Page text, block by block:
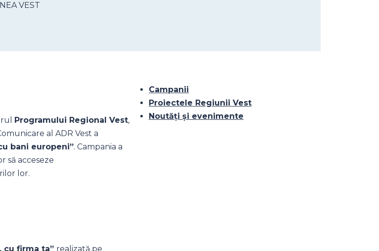
VEST
Programului Regional Vest,
al ADR Vest a
bani europeni”. Campania a
să acceseze
lor.
cu firma ta” realizată pe
Campanii
Proiectele Regiunii Vest
Noutăți și evenimente